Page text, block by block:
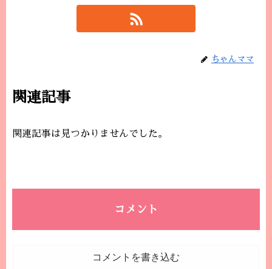
ちゃんママ
関連記事
関連記事は見つかりませんでした。
コメント
コメントを書き込む